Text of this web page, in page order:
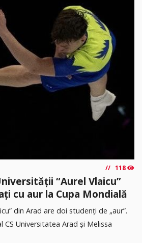
118
“Aurel Vlaicu”
cu aur la Cupa Mondială
din Arad are doi studenți de „aur”.
Universitatea Arad și Melissa